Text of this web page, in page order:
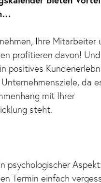
Ihre Mitarbeiter
profitieren davon! Und
positives
da
mit Ihrer
steht.
psychologischer
Termin einfach